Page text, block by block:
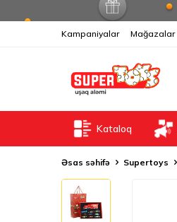
Kampaniyalar Mağazalar
Kataloq
Əsas səhifə Supertoys